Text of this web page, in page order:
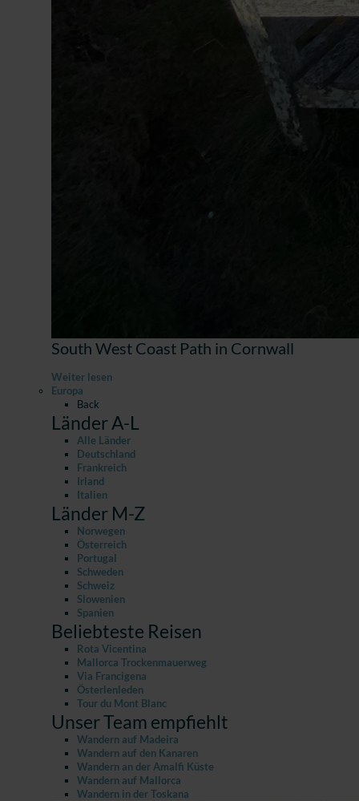
South West Coast Path in Cornwall
Weiter lesen
Europa
Back
Länder A-L
Alle Länder
Deutschland
Frankreich
Irland
Italien
Länder M-Z
Norwegen
Österreich
Portugal
Schweden
Schweiz
Slowenien
Spanien
Beliebteste Reisen
Rota Vicentina
Mallorca Trockenmauerweg
Via Francigena
Österlenleden
Tour du Mont Blanc
Unser Team empfiehlt
Wandern auf Madeira
Wandern auf den Kanaren
Wandern an der Amalfi Küste
Wandern auf Mallorca
Wandern in der Toskana